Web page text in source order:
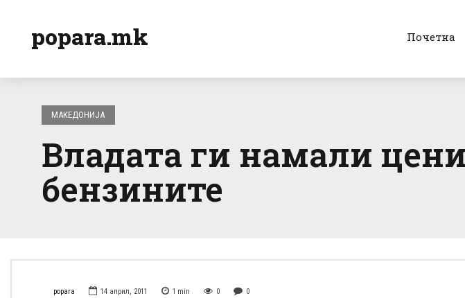
popara.mk Почетна
МАКЕДОНИЈА
Владата ги намали
бензините
popara 14 април, 2011 1 min 0 0